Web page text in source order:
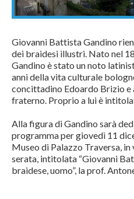
Giovanni Battista Gandino
dei braidesi illustri. Nato nel
Gandino è stato un noto
anni della vita culturale
concittadino Edoardo Brizio e
fraterno. Proprio a lui è
Alla figura di Gandino sarà
programma per giovedì 11
Museo di Palazzo Traversa,
serata, intitolata “Giovanni
braidese, uomo”, la prof.